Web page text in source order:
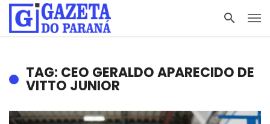
TAG: CEO GERALDO APARECIDO DE
VITTO JUNIOR